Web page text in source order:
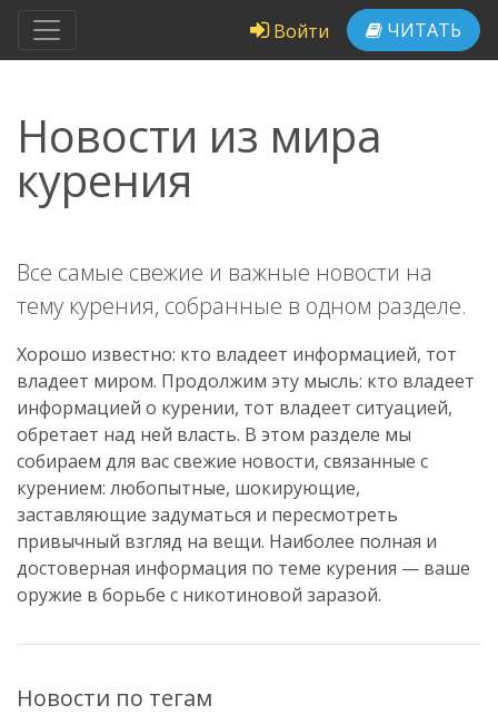
Войти ЧИТАТЬ
Новости из мира
курения
Все самые свежие и важные новости на
тему курения, собранные в одном разделе.
Хорошо известно: кто владеет информацией, тот
владеет миром. Продолжим эту мысль: кто владеет
информацией о курении, тот владеет ситуацией,
обретает над ней власть. В этом разделе мы
собираем для вас свежие новости, связанные с
курением: любопытные, шокирующие,
заставляющие задуматься и пересмотреть
привычный взгляд на вещи. Наиболее полная и
достоверная информация по теме курения — ваше
оружие в борьбе с никотиновой заразой.
Новости по тегам